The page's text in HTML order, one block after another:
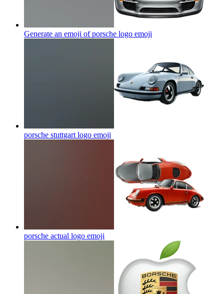
Generate an emoji of porsche logo emoji
porsche stuttgart logo emoji
porsche actual logo emoji